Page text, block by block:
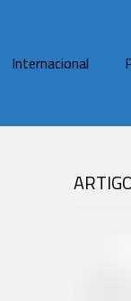
Internacional